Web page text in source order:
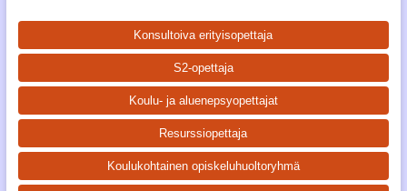
Konsultoiva erityisopettaja
S2-opettaja
Koulu- ja aluenepsyopettajat
Resurssiopettaja
Koulukohtainen opiskeluhuoltoryhmä